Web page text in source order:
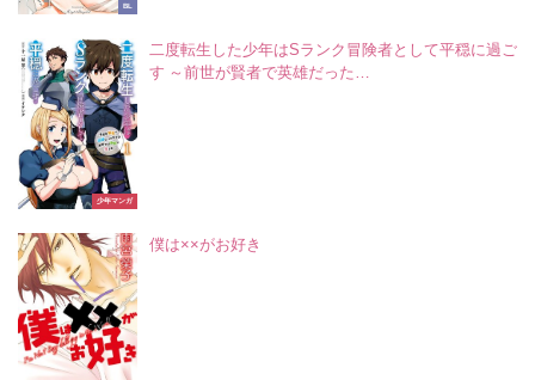
BL
少年マンガ
二度転生した少年はSランク冒険者として平穏に過ご
す ～前世が賢者で英雄だった…
僕は××がお好き